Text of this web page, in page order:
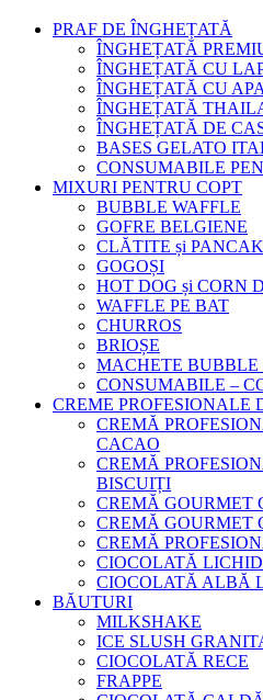
PRAF DE ÎNGHEȚATĂ
ÎNGHEȚATĂ
ÎNGHEȚATĂ CU
ÎNGHEȚATĂ CU APA
ÎNGHEȚATĂ
ÎNGHEȚATĂ DE
BASES GELATO
CONSUMABILE
MIXURI PENTRU COPT
BUBBLE WAFFLE
GOFRE BELGIENE
CLĂTITE și
GOGOȘI
HOT DOG și CORN
WAFFLE PE BAT
CHURROS
BRIOȘE
MACHETE BUBBLE
CONSUMABILE –
CREME PROFESIONALE
CREMĂ
CACAO
CREMĂ
BISCUIȚI
CREMĂ GOURMET
CREMĂ GOURMET
CREMĂ
CIOCOLATĂ
CIOCOLATĂ ALBĂ
BĂUTURI
MILKSHAKE
ICE SLUSH
CIOCOLATĂ RECE
FRAPPE